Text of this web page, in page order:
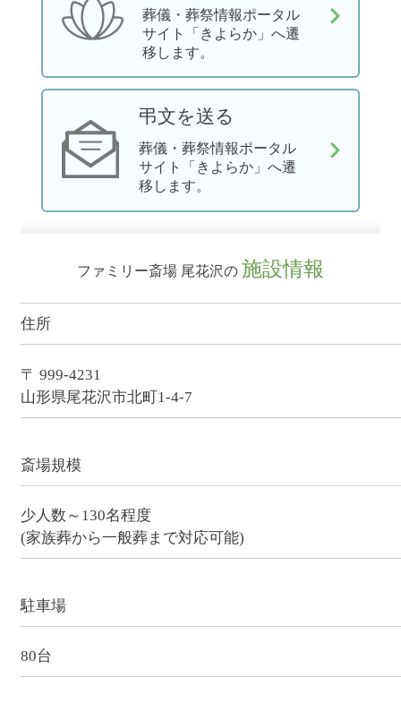
葬儀・葬祭情報ポータル
サイト「きよらか」へ遷
移します。
弔文を送る
葬儀・葬祭情報ポータル
サイト「きよらか」へ遷
移します。
ファミリー斎場 尾花沢の 施設情報
住所
〒 999-4231
山形県尾花沢市北町1-4-7
斎場規模
少人数～130名程度
(家族葬から一般葬まで対応可能)
駐車場
80台